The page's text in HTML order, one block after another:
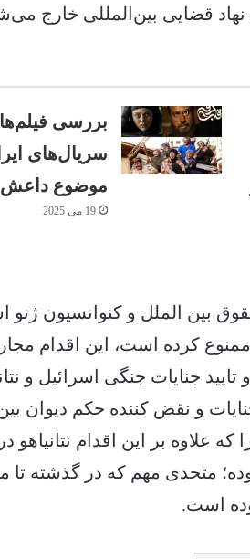
نهاد قضایی بین‌المللی خارج
بررسی
سریال‌های
موضوع داعش
19 می 2025
بین الملل و کنوانسیون
کرده است، این اقدام
جنایات جنگی اسرائیل و
و نقض کننده حکم دیوان
علاوه بر این اقدام نتانیاهو
متحدی مهم که در گذشته تا
است.
پرونده جنایات اسرائیل